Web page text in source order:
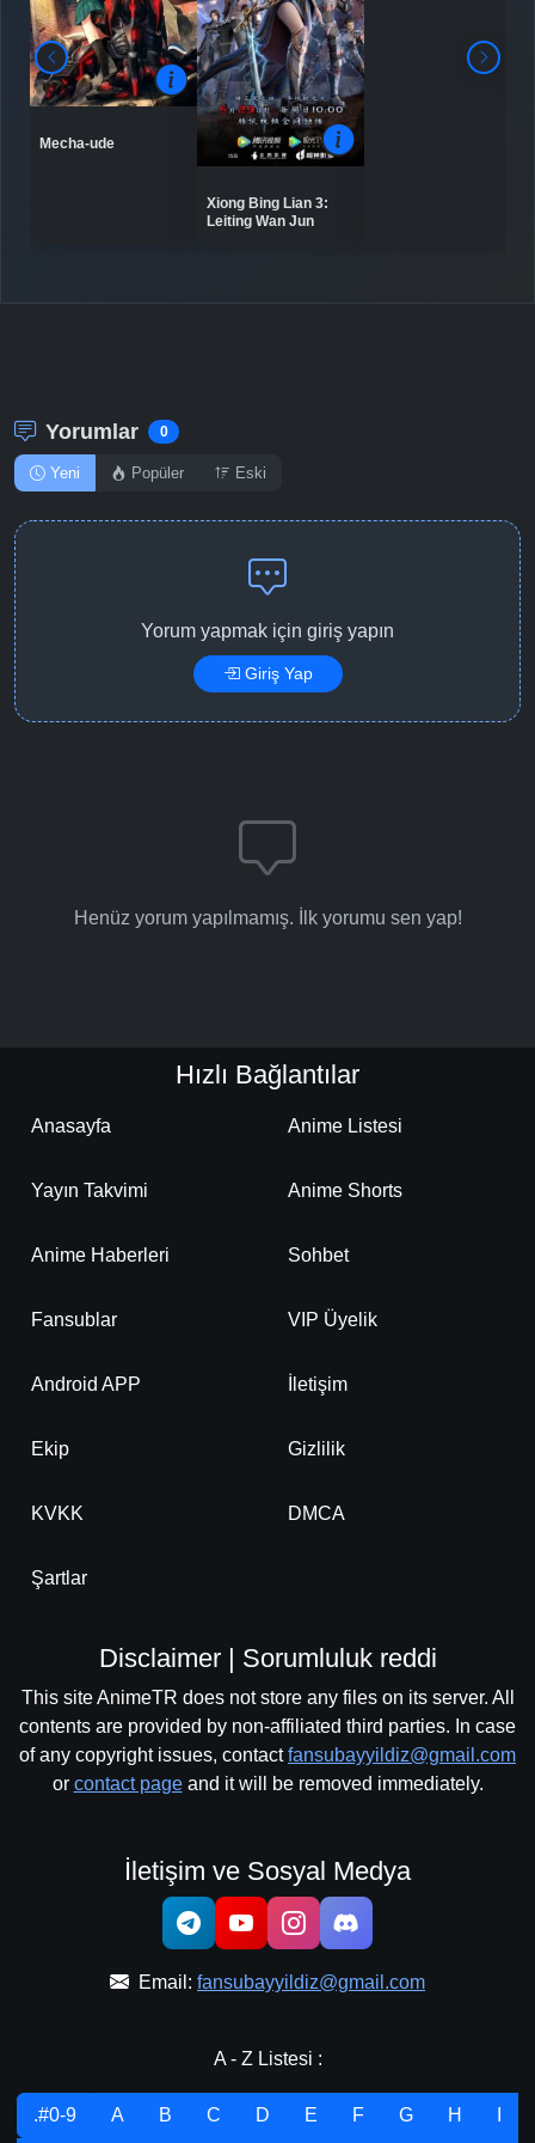
Mecha-ude
Xiong Bing Lian 3:
Leiting Wan Jun
Yorumlar 0
Yeni Popüler Eski
Yorum yapmak için giriş yapın
Giriş Yap
Henüz yorum yapılmamış. İlk yorumu sen yap!
Hızlı Bağlantılar
Anasayfa Anime Listesi
Yayın Takvimi Anime Shorts
Anime Haberleri Sohbet
Fansublar VIP Üyelik
Android APP İletişim
Ekip Gizlilik
KVKK DMCA
Şartlar
Disclaimer | Sorumluluk reddi
This site AnimeTR does not store any files on its server. All
contents are provided by non-affiliated third parties. In case
of any copyright issues, contactfansubayyildiz@gmail.com
or contact pageand it will be removed immediately.
İletişim ve Sosyal Medya
Email: fansubayyildiz@gmail.com
A - Z Listesi :
.#0-9 A B C D E F G H